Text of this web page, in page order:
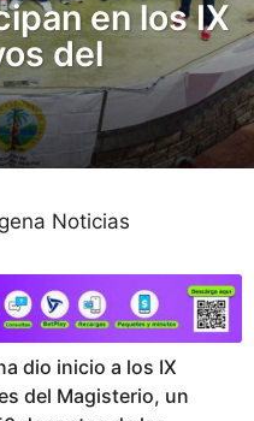
en los IX
del
Noticias
dio inicio a los IX
del Magisterio, un